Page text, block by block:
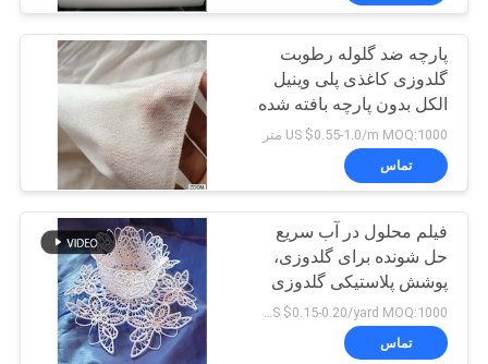
تور
کارخانه
کنترل
کیفیت
اخبار
درخواست
نقل قول
پارچه ضد گلوله رطوبت
گلدوزی کاغذی پلی وینیل
الکل بدون پارچه بافته شده
US $0.55-1.0/m MOQ:1000 متر
تماس
فیلم محلول در آب سریع
حل شونده برای گلدوزی،
پوشش پلاستیکی گلدوزی
PVA
تماس